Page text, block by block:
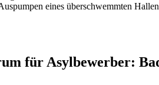
eines überschwemmten
für Asylbewerber: